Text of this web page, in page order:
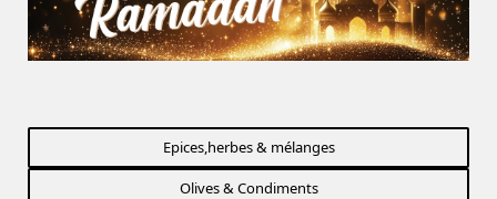
Epices,herbes & mélanges
Olives & Condiments